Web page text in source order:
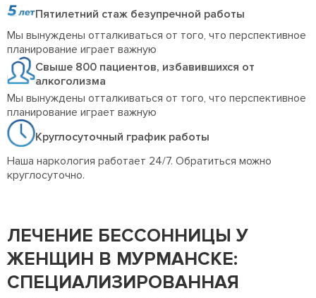
Пятилетний стаж безупречной работы
Мы вынуждены отталкиваться от того, что перспективное
планирование играет важную
Свыше 800 пациентов, избавившихся от
алкоголизма
Мы вынуждены отталкиваться от того, что перспективное
планирование играет важную
Круглосуточный график работы
Наша наркология работает 24/7. Обратиться можно
круглосуточно.
ЛЕЧЕНИЕ БЕССОННИЦЫ У
ЖЕНЩИН В МУРМАНСКЕ:
СПЕЦИАЛИЗИРОВАННАЯ